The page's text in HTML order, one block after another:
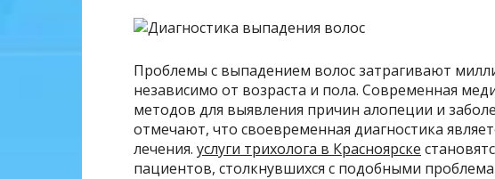
Проблемы с выпадением волос затрагивают
независимо от возраста и пола. Современная
методов для выявления причин алопеции и
отмечают, что своевременная диагностика
лечения. услуги трихолога в Красноярске
пациентов, столкнувшихся с подобными